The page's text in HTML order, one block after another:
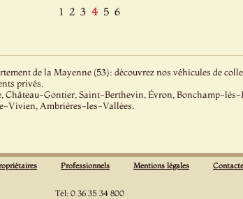
1 2 3 4 5 6
de la Mayenne (53): découvrez nos véhicules de
privés.
Château-Gontier, Saint-Berthevin, Évron, Bonchamp-lès-
Vivien, Ambrières-les-Vallées.
Professionnels Mentions légales
Tél: 0 36 35 34 800